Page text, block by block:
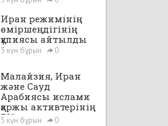
Иран режимінің
өміршеңдігінің
құпиясы айтылды
3 күн бұрын 0
Малайзия, Иран
және Сауд
Арабиясы ислами
қаржы активтерінің
72%-на ие
5 күн бұрын 0